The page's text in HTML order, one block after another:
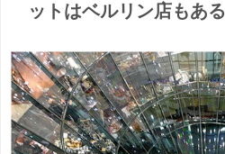
ットはベルリン店もある